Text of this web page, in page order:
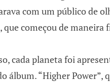
com um público de
que começou de maneira
cada planeta foi
álbum. “Higher Power”,